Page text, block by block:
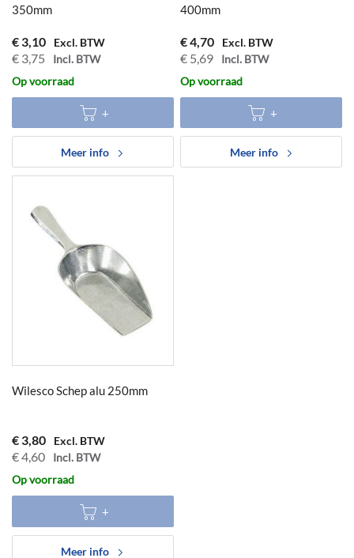
350mm
€ 3,75
€ 3,10
Meer info
Op voorraad
400mm
€ 5,69
€ 4,70
Meer info
Op voorraad
Wilesco Schep alu 250mm
€ 4,60
€ 3,80
Meer info
Op voorraad